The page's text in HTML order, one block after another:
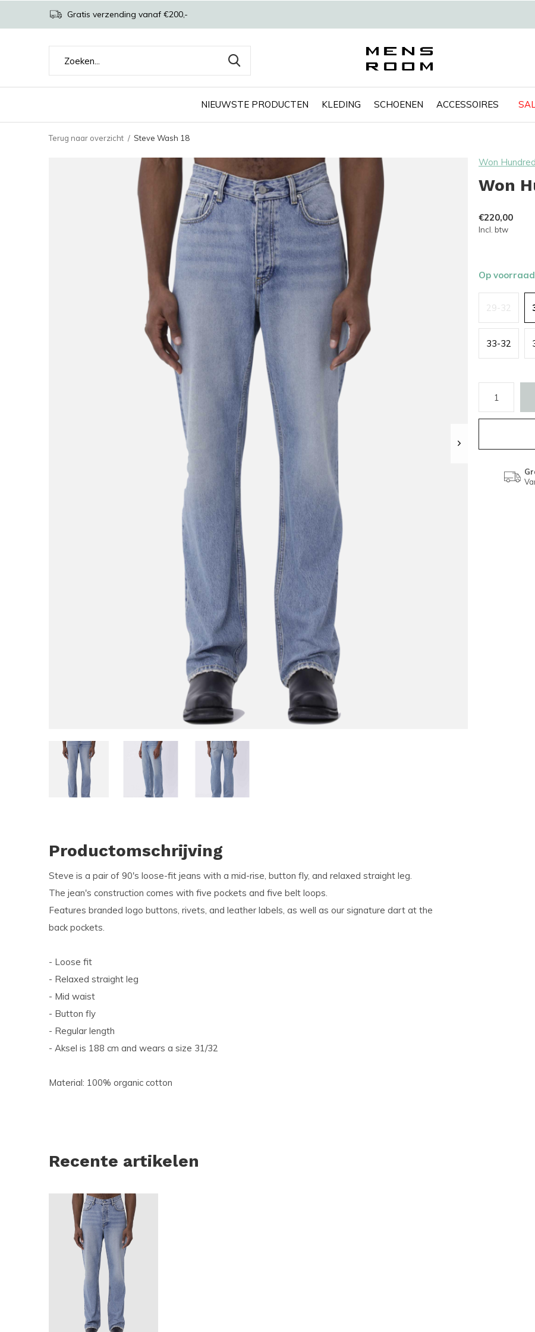
NIEUWSTE PRODUCTEN KLEDING SCHOENEN ACCESSOIRES
Gratis verzending vanaf €200,-
Terug naar overzicht Steve Wash 18
Won Hundred
Won
€220,00
Incl. btw
Op voorraad
29-32
33-32
Productomschrijving
Steve is a pair of 90's loose-fit jeans with a mid-rise, button fly, and relaxed straight leg.
The jean's construction comes with five pockets and five belt loops.
Features branded logo buttons, rivets, and leather labels, as well as our signature dart at the
back pockets.
- Loose fit
- Relaxed straight leg
- Mid waist
- Button fly
- Regular length
- Aksel is 188 cm and wears a size 31/32
Material: 100% organic cotton
Recente artikelen